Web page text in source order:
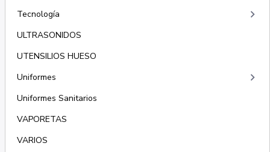
Tecnología
keyboard_arrow_right
ULTRASONIDOS
UTENSILIOS HUESO
Uniformes
keyboard_arrow_right
Uniformes Sanitarios
VAPORETAS
VARIOS